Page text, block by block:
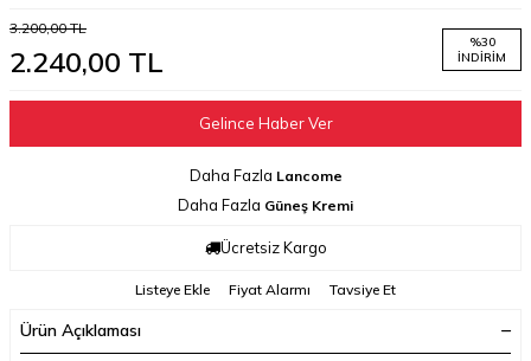
3.200,00TL
2.240,00 TL
%30
İNDIRIM
Gelince Haber Ver
Daha Fazla Lancome
Daha Fazla Güneş Kremi
Ücretsiz Kargo
Listeye Ekle Fiyat Alarmı Tavsiye Et
Ürün Açıklaması